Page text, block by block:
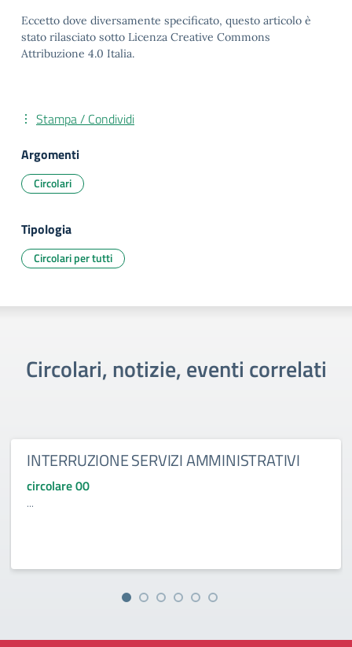
Eccetto dove diversamente specificato, questo articolo è
stato rilasciato sotto Licenza Creative Commons
Attribuzione 4.0 Italia.
Stampa / Condividi
Argomenti
Circolari
Tipologia
Circolari per tutti
Circolari, notizie, eventi correlati
INTERRUZIONE SERVIZI AMMINISTRATIVI
circolare 00
...